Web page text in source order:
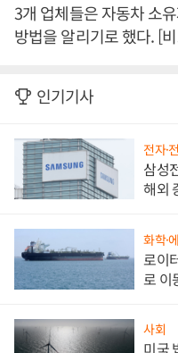
3개 업체들은 자동차 소
방법을 알리기로 했다. [
인기기사
전자·
삼성
해외
화학·
로이
로 이
사회